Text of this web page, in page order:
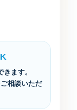
ます。
相談いただ